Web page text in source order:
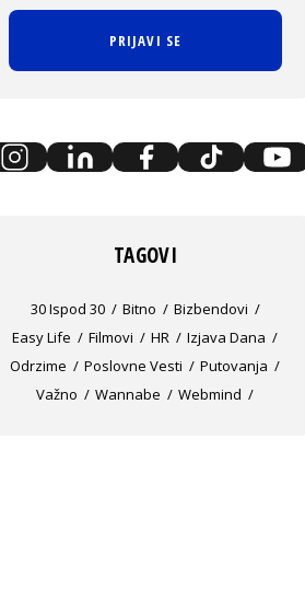
PRIJAVI SE
TAGOVI
30 Ispod 30 Bitno
Bizbendovi
Easy Life
Filmovi HR
Izjava Dana
Odrzime
Poslovne Vesti
Putovanja
Važno
Wannabe Webmind